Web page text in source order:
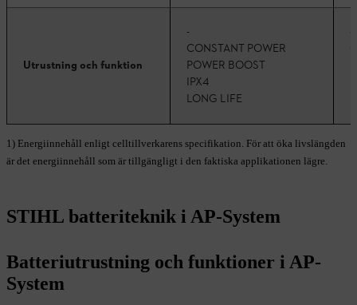
Utrustning och funktion
-
CONSTANT POWER
POWER BOOST
IPX4
LONG LIFE
1) Energiinnehåll enligt celltillverkarens specifikation. För att öka livslängden
är det energiinnehåll som är tillgängligt i den faktiska applikationen lägre.
STIHL batteriteknik i AP-System
Batteriutrustning och funktioner i AP-
System